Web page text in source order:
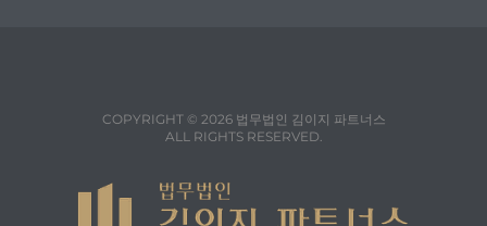
COPYRIGHT © 2026 법무법인 김이지 파트너스
ALL RIGHTS RESERVED.